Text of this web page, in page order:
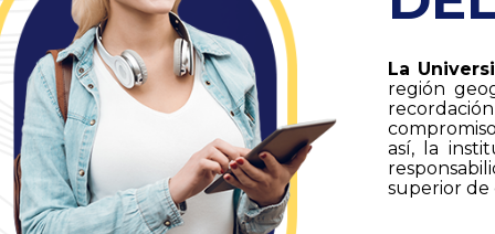
La
región
así, la
superior de